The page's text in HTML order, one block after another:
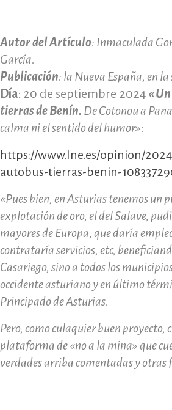
Autor del Artículo: Inmaculada
García.
Publicación: la Nueva España, en
Día: 20 de septiembre 2024 «Un
tierras de Benín. De Cotonou a
calma ni el sentido del humor»:
https://www.lne.es/opinion/
autobus-tierras-benin-
«Pues bien, en Asturias tenemos un
explotación de oro, el del Salave,
mayores de Europa, que daría
contrataría servicios, etc,
Casariego, sino a todos los
occidente asturiano y en último
Principado de Asturias.
Pero, como culaquier buen proyecto,
plataforma de «no a la mina» que
verdades arriba comentadas y otras